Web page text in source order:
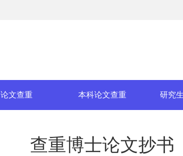
论文查重 本科论文查重 研究
查重博士论文抄书